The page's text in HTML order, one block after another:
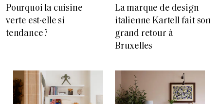
Pourquoi la cuisine
verte est-elle si
tendance ?
La marque de design
italienne Kartell fait son
grand retour à
Bruxelles